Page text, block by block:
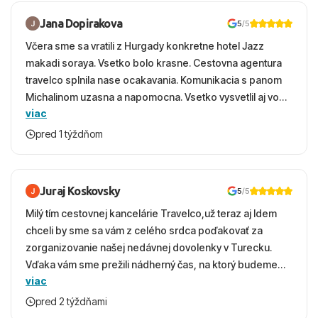
Jana Dopirakova 5/5
Včera sme sa vratili z Hurgady konkretne hotel Jazz
makadi soraya. Vsetko bolo krasne. Cestovna agentura
travelco splnila nase ocakavania. Komunikacia s panom
Michalinom uzasna a napomocna. Vsetko vysvetlil aj vo
vecernych hodinach zaco sa ospravedlnujem. Hotel
krasny, cisty. Sluzby top. Strava, prostredie, more,
viac
pred 1 týždňom
Juraj Koskovsky 5/5
Milý tím cestovnej kancelárie Travelco,už teraz aj Idem
chceli by sme sa vám z celého srdca poďakovať za
zorganizovanie našej nedávnej dovolenky v Turecku.
Vďaka vám sme prežili nádherný čas, na ktorý budeme
ešte dlho s úsmevom spomínať. ​Všetko prebehlo
absolútne hladko – od prvotného výberu zájazdu, cez
viac
pred 2 týždňami